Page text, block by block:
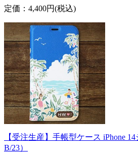
定価：4,400円(税込)
【受注生産】手帳型ケース iPhone
B/23）